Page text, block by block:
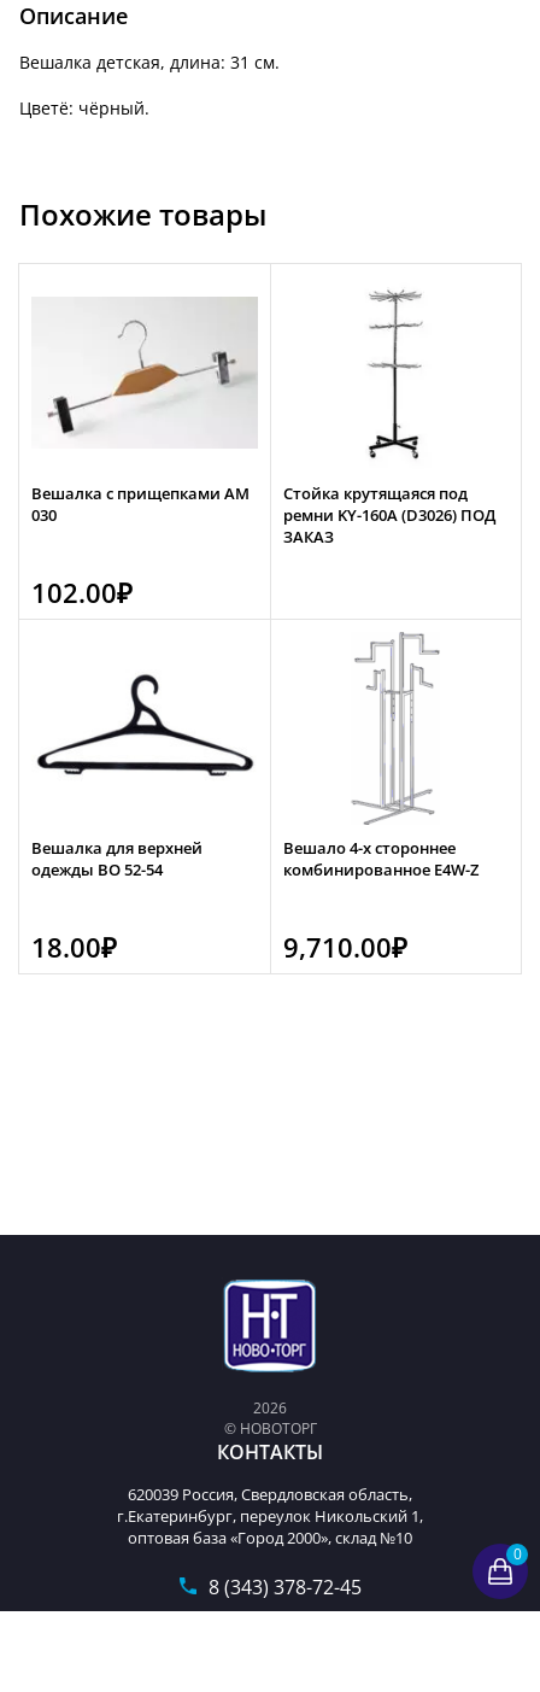
0
Описание
Вешалка детская, длина: 31 см.
Цветё: чёрный.
Похожие товары
Вешалка с прищепками АМ
030
102.00₽
Стойка крутящаяся под
ремни KY-160A (D3026) ПОД
ЗАКАЗ
Вешалка для верхней
одежды ВО 52-54
18.00₽
Вешало 4-х стороннее
комбинированное E4W-Z
9,710.00₽
2026
© НОВОТОРГ
КОНТАКТЫ
620039 Россия, Свердловская область,
г.Екатеринбург, переулок Никольский 1,
оптовая база «Город 2000», склад №10
8 (343) 378-72-45